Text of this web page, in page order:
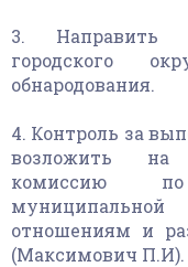
3. Направить
городского
обнародования.
4. Контроль за
возложить на
комиссию
муниципальной
отношениям и
(Максимович П.И).